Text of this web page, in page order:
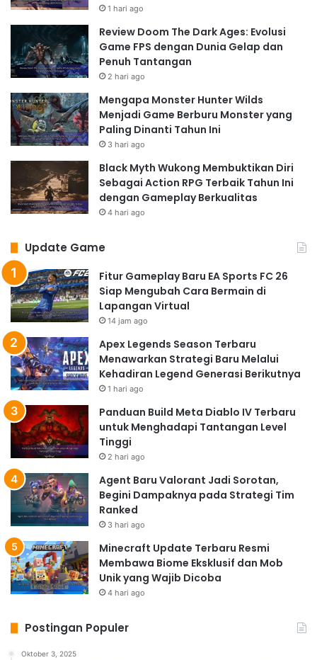
1 hari ago
Review Doom The Dark Ages: Evolusi
Game FPS dengan Dunia Gelap dan
Penuh Tantangan
2 hari ago
Mengapa Monster Hunter Wilds
Menjadi Game Berburu Monster yang
Paling Dinanti Tahun Ini
3 hari ago
Black Myth Wukong Membuktikan Diri
Sebagai Action RPG Terbaik Tahun Ini
dengan Gameplay Berkualitas
4 hari ago
Update Game
Fitur Gameplay Baru EA Sports FC 26
Siap Mengubah Cara Bermain di
Lapangan Virtual
14 jam ago
Apex Legends Season Terbaru
Menawarkan Strategi Baru Melalui
Kehadiran Legend Generasi Berikutnya
1 hari ago
Panduan Build Meta Diablo IV Terbaru
untuk Menghadapi Tantangan Level
Tinggi
2 hari ago
Agent Baru Valorant Jadi Sorotan,
Begini Dampaknya pada Strategi Tim
Ranked
3 hari ago
Minecraft Update Terbaru Resmi
Membawa Biome Eksklusif dan Mob
Unik yang Wajib Dicoba
4 hari ago
Postingan Populer
Oktober 3, 2025